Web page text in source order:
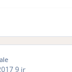
9 jr